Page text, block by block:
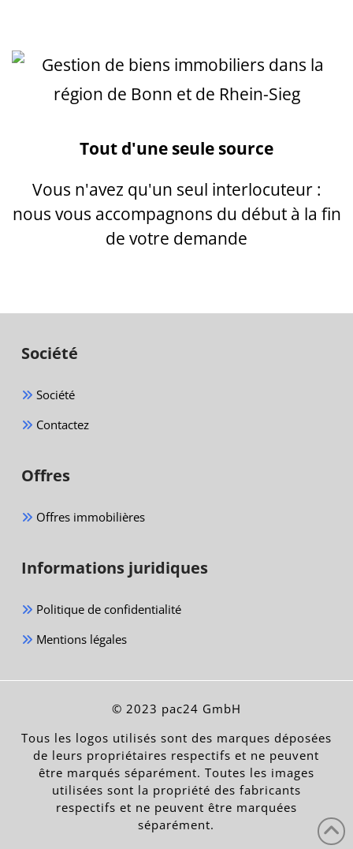
Tout d'une seule source
Vous n'avez qu'un seul interlocuteur :
nous vous accompagnons du début à la fin
de votre demande
Société
Société
Contactez
Offres
Offres immobilières
Informations juridiques
Politique de confidentialité
Mentions légales
© 2023 pac24 GmbH
Tous les logos utilisés sont des marques déposées
de leurs propriétaires respectifs et ne peuvent
être marqués séparément. Toutes les images
utilisées sont la propriété des fabricants
respectifs et ne peuvent être marquées
séparément.